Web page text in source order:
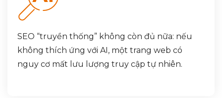
SEO “truyền thống” không còn đủ nữa: nếu
không thích ứng với AI, một trang web có
nguy cơ mất lưu lượng truy cập tự nhiên.